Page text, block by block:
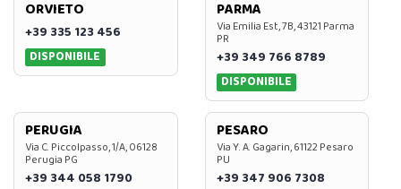
ORVIETO
+39 335 123 456
DISPONIBILE
PARMA
Via Emilia Est, 7B, 43121 Parma
PR
+39 349 766 8789
DISPONIBILE
PERUGIA
Via C. Piccolpasso, 1/A, 06128
Perugia PG
+39 344 058 1790
PESARO
Via Y. A. Gagarin, 61122 Pesaro
PU
+39 347 906 7308